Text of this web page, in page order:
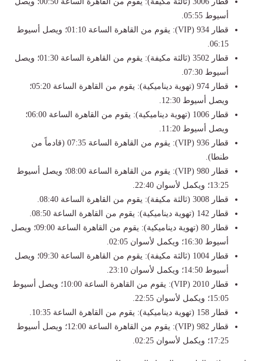
أسيوط 05:55.
​قطار 934 (VIP): يقوم من القاهرة الساعة 01:10؛ ويصل أسيوط
06:15.
​قطار 3502 (ثالثة مكيفة): يقوم من القاهرة الساعة 01:30؛ ويصل
أسيوط 07:30.
​قطار 974 (تهوية ديناميكية): يقوم من القاهرة الساعة 05:20؛
ويصل أسيوط 12:30.
​قطار 1006 (تهوية ديناميكية): يقوم من القاهرة الساعة 06:00؛
ويصل أسيوط 11:20.
​قطار 936 (VIP): يقوم من القاهرة الساعة 07:35 (قادماً من
طنطا).
​قطار 980 (VIP): يقوم من القاهرة الساعة 08:00؛ ويصل أسيوط
13:25؛ ويكمل لأسوان 22:40.
​قطار 3008 (ثالثة مكيفة): يقوم من القاهرة الساعة 08:40.
​قطار 142 (تهوية ديناميكية): يقوم من القاهرة الساعة 08:50.
​قطار 80 (تهوية ديناميكية): يقوم من القاهرة الساعة 09:00؛ ويصل
أسيوط 16:30؛ ويكمل لأسوان 02:05.
​قطار 1004 (ثالثة مكيفة): يقوم من القاهرة الساعة 09:30؛ ويصل
أسيوط 14:50؛ ويكمل لأسوان 23:10.
​قطار 2010 (VIP): يقوم من القاهرة الساعة 10:00؛ ويصل أسيوط
15:05؛ ويكمل لأسوان 22:55.
​قطار 158 (تهوية ديناميكية): يقوم من القاهرة الساعة 10:35.
​قطار 982 (VIP): يقوم من القاهرة الساعة 12:00؛ ويصل أسيوط
17:25؛ ويكمل لأسوان 02:25.